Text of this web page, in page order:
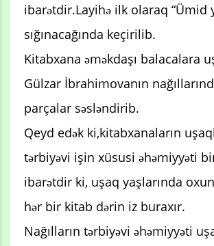
ibarətdir.Layihə ilk olaraq “Ümid
sığınacağında keçirilib.
Kitabxana əməkdaşı balacalara
Gülzar İbrahimovanın
parçalar səsləndirib.
Qeyd edək ki,kitabxanaların
tərbiyəvi işin xüsusi əhəmiyyəti
ibarətdir ki, uşaq yaşlarında
hər bir kitab dərin iz buraxır.
Nağılların tərbiyəvi əhəmiyyəti